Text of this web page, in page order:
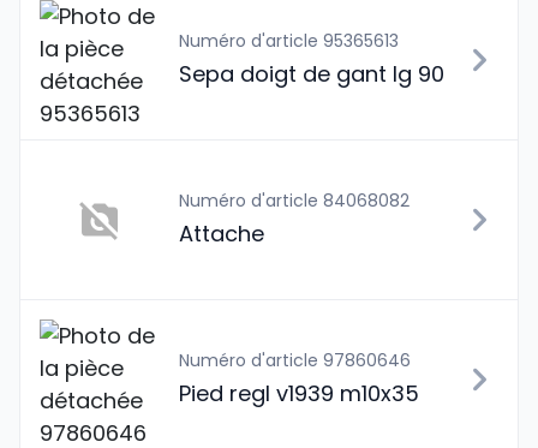
Numéro d'article 95365613
Sepa doigt de gant lg 90
Numéro d'article 84068082
Attache
Numéro d'article 97860646
Pied regl v1939 m10x35